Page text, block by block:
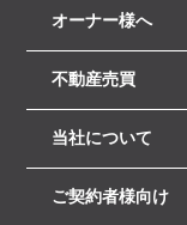
オーナー様へ
不動産売買
当社について
ご契約者様向け